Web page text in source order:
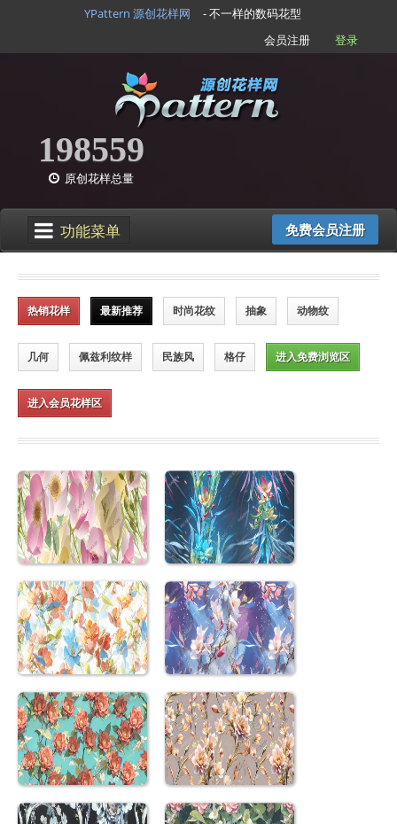
YPattern 源创花样网
- 不一样的数码花型
会员注册
登录
198559
原创花样总量
功能菜单 免费会员注册
热销花样 最新推荐 时尚花纹 抽象 动物纹
几何 佩兹利纹样 民族风 格仔 进入免费浏览区
进入会员花样区